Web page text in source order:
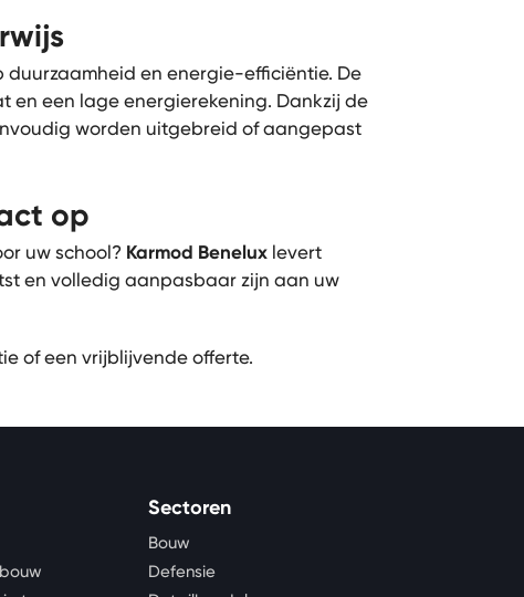
en energie-efficiëntie. De
en een lage energierekening. Dankzij de
worden uitgebreid of aangepast
op
uw school? Karmod Benelux levert
en volledig aanpasbaar zijn aan uw
of een vrijblijvende offerte.
Sectoren
Bouw
Defensie